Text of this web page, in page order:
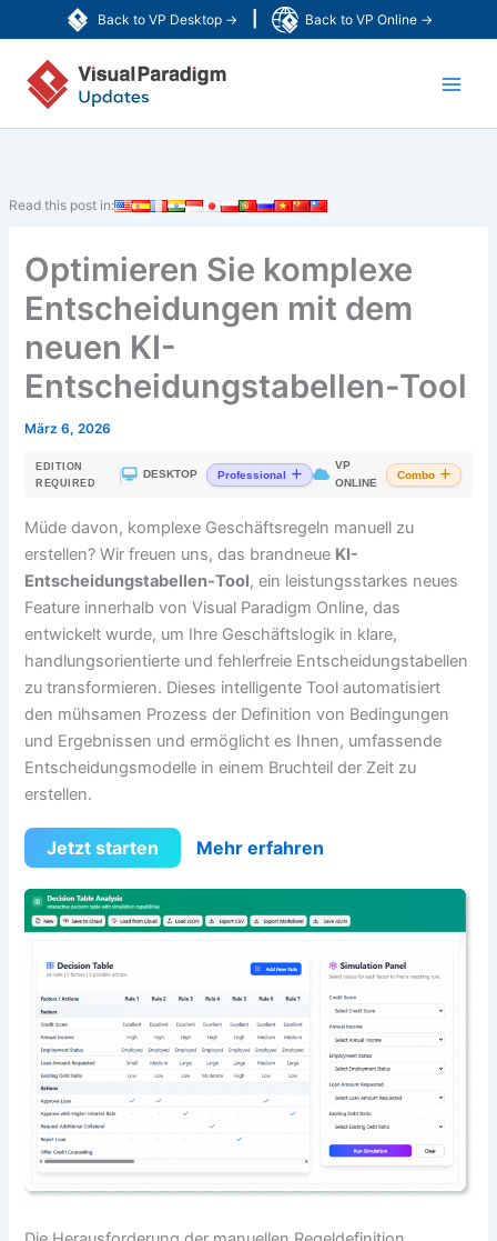
Back to VP Desktop → Back to VP Online →
Inhalt
springen
Read this post in:
Optimieren Sie komplexe
Entscheidungen mit dem
neuen KI-
Entscheidungstabellen-Tool
März 6, 2026
EDITION
REQUIRED
DESKTOP Professional
VP
ONLINE
Combo
Müde davon, komplexe Geschäftsregeln manuell zu
erstellen? Wir freuen uns, das brandneue KI-
Entscheidungstabellen-Tool, ein leistungsstarkes neues
Feature innerhalb von Visual Paradigm Online, das
entwickelt wurde, um Ihre Geschäftslogik in klare,
handlungsorientierte und fehlerfreie Entscheidungstabellen
zu transformieren. Dieses intelligente Tool automatisiert
den mühsamen Prozess der Definition von Bedingungen
und Ergebnissen und ermöglicht es Ihnen, umfassende
Entscheidungsmodelle in einem Bruchteil der Zeit zu
erstellen.
Jetzt starten Mehr erfahren